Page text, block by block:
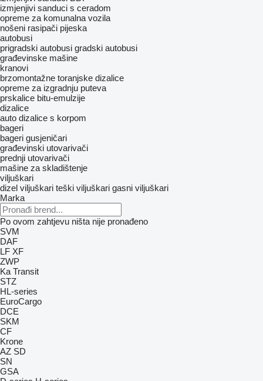
izmjenjivi sanduci s ceradom
opreme za komunalna vozila
nošeni rasipači pijeska
autobusi
prigradski autobusi gradski autobusi
građevinske mašine
kranovi
brzomontažne toranjske dizalice
opreme za izgradnju puteva
prskalice bitu-emulzije
dizalice
auto dizalice s korpom
bageri
bageri gusjeničari
građevinski utovarivači
prednji utovarivači
mašine za skladištenje
viljuškari
dizel viljuškari teški viljuškari gasni viljuškari
Marka
Po ovom zahtjevu ništa nije pronađeno
SVM
DAF
LF XF
ZWP
Ka Transit
STZ
HL-series
EuroCargo
DCE
SKM
CF
Krone
AZ SD
SN
GSA